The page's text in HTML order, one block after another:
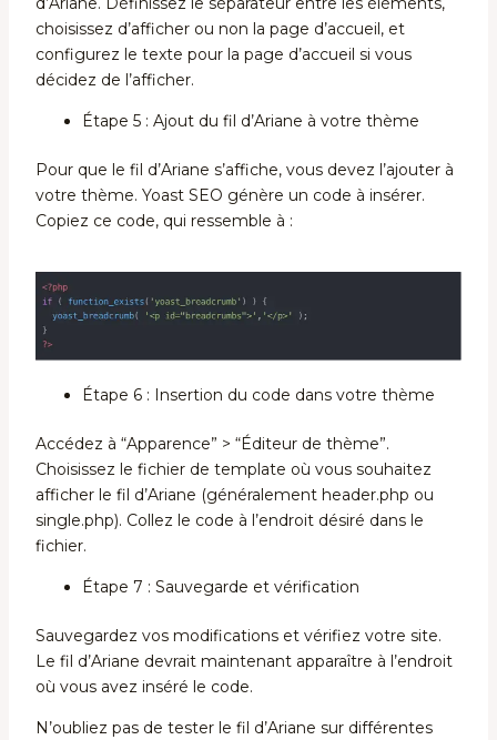
choisissez d’afficher ou non la page d’accueil, et
configurez le texte pour la page d’accueil si vous
décidez de l’afficher.
Étape 5 : Ajout du fil d’Ariane à votre thème
Pour que le fil d’Ariane s’affiche, vous devez l’ajouter à
votre thème. Yoast SEO génère un code à insérer.
Copiez ce code, qui ressemble à :
Étape 6 : Insertion du code dans votre thème
Accédez à “Apparence” > “Éditeur de thème”.
Choisissez le fichier de template où vous souhaitez
afficher le fil d’Ariane (généralement header.php ou
single.php). Collez le code à l’endroit désiré dans le
fichier.
Étape 7 : Sauvegarde et vérification
Sauvegardez vos modifications et vérifiez votre site.
Le fil d’Ariane devrait maintenant apparaître à l’endroit
où vous avez inséré le code.
N’oubliez pas de tester le fil d’Ariane sur différentes